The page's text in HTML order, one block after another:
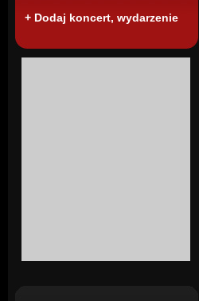
+ Dodaj koncert, wydarzenie